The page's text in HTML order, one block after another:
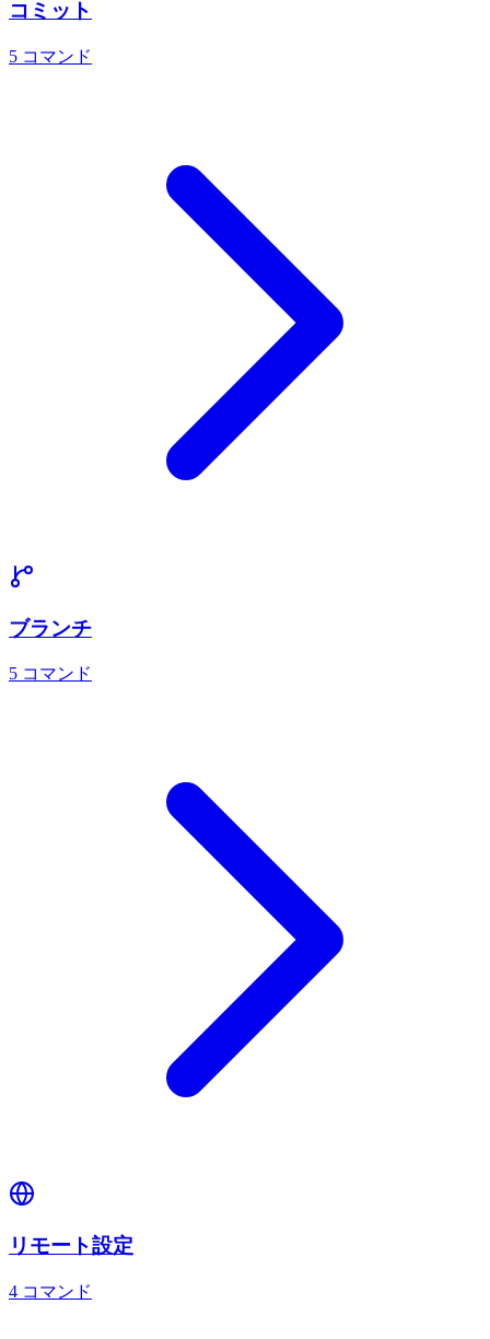
コミット
5 コマンド
ブランチ
5 コマンド
リモート設定
4 コマンド